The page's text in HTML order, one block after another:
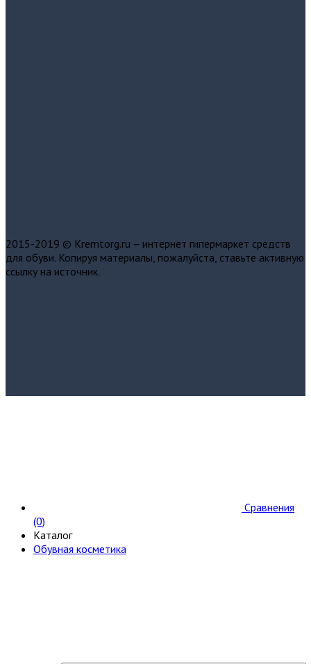
2015-2019 © Kremtorg.ru – интернет гипермаркет средств
для обуви. Копируя материалы, пожалуйста, ставьте активную
ссылку на источник.
Сравнения
(0)
Каталог
Обувная косметика